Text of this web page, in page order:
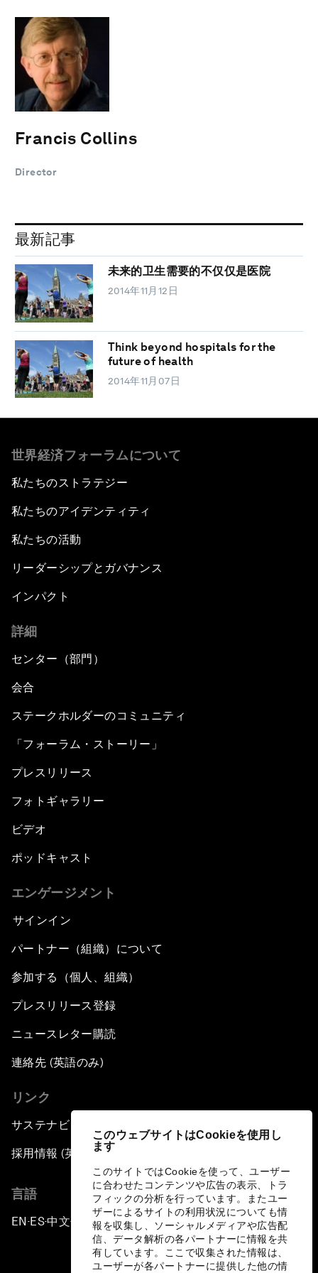
このウェブサイトはCookieを使用し
ます
このサイトではCookieを使って、ユーザー
に合わせたコンテンツや広告の表示、トラ
フィックの分析を行っています。またユー
ザーによるサイトの利用状況についても情
報を収集し、ソーシャルメディアや広告配
信、データ解析の各パートナーに情報を共
有しています。ここで収集された情報は、
ユーザーが各パートナーに提供した他の情
Francis Collins
Director
最新記事
未来的卫生需要的不仅仅是医院
2014年11月12日
Think beyond hospitals for the
future of health
2014年11月07日
世界経済フォーラムについて
私たちのストラテジー
私たちのアイデンティティ
私たちの活動
リーダーシップとガバナンス
インパクト
詳細
センター（部門）
会合
ステークホルダーのコミュニティ
「フォーラム・ストーリー」
プレスリリース
フォトギャラリー
ビデオ
ポッドキャスト
エンゲージメント
サインイン
パートナー（組織）について
参加する（個人、組織）
プレスリリース登録
ニュースレター購読
連絡先 (英語のみ)
リンク
サステナビリティへの取り組み
採用情報 (英語のみ)
言語
EN ▪ES▪中文▪ 日本語